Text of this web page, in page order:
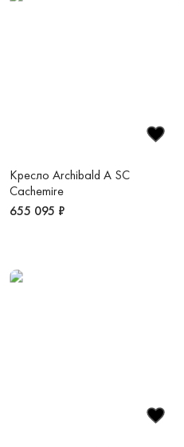
Кресло Archibald A SC
Cachemire
655 095 ₽